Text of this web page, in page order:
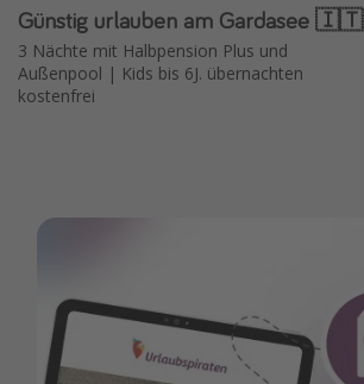
Günstig urlauben am Gardasee 🇮🇹
3 Nächte mit Halbpension Plus und
Außenpool | Kids bis 6J. übernachten
kostenfrei